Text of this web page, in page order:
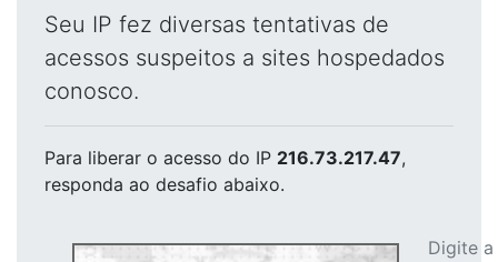
Seu IP fez diversas tentativas de
acessos suspeitos a sites hospedados
conosco.
Para liberar o acesso do IP 216.73.217.47,
responda ao desafio abaixo.
Digite